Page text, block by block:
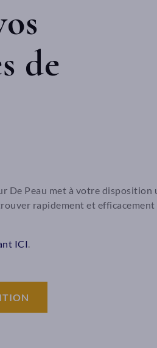
de
De Peau met à votre disposition
rapidement et efficacement
ICI.